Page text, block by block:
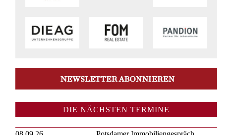
DIE NÄCHSTEN TERMINE